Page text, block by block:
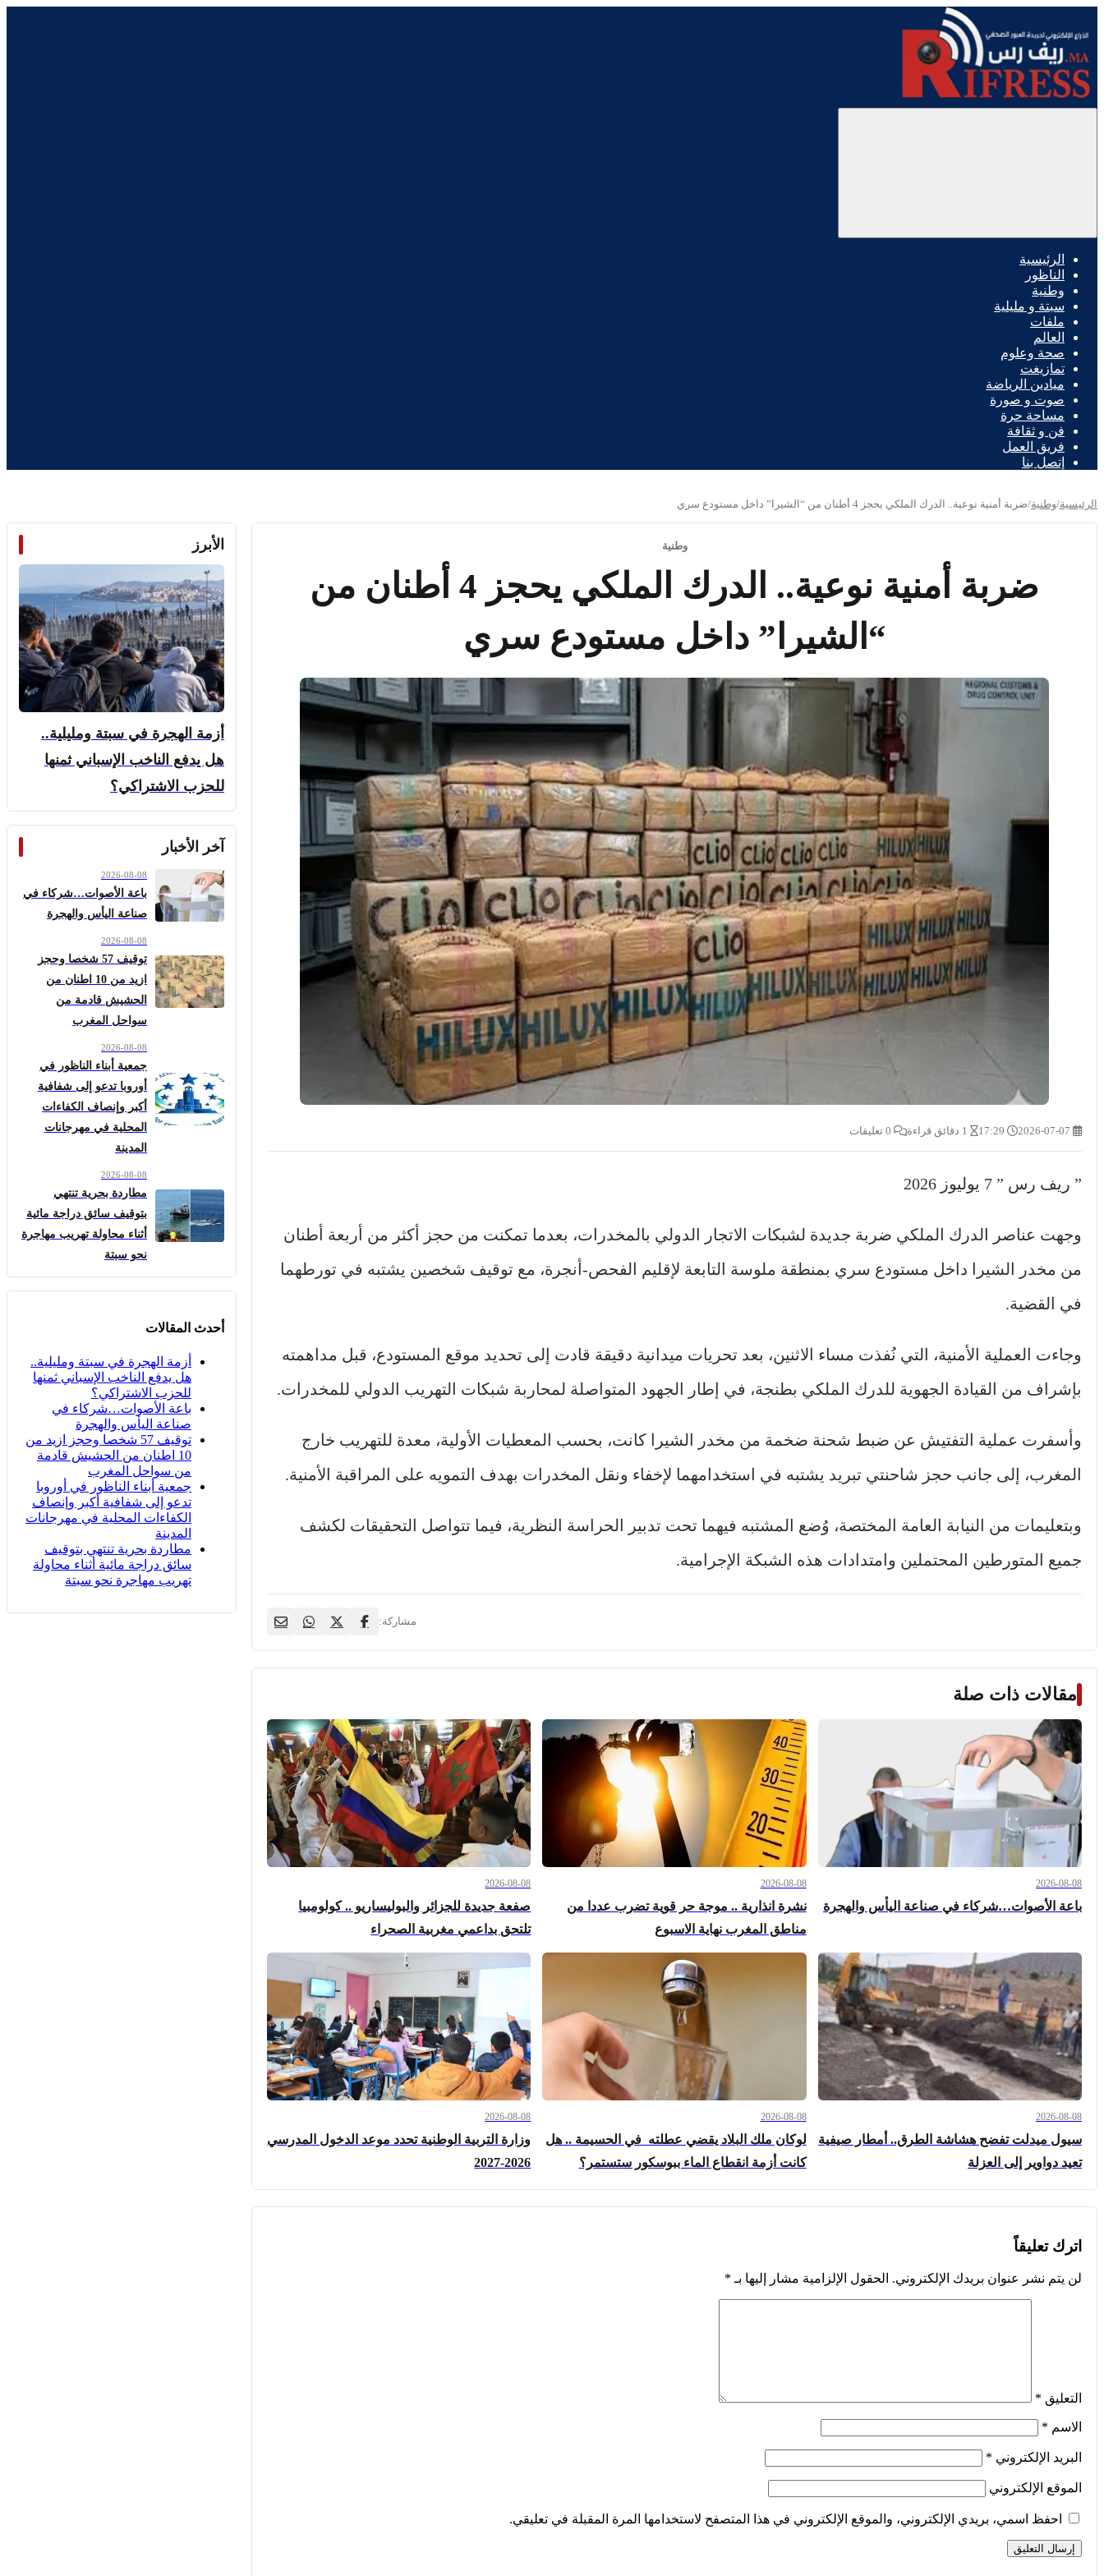
الرئيسية
الناظور
وطنية
سبتة و مليلية
ملفات
العالم
صحة وعلوم
تمازيغت
ميادين الرياضة
صوت و صورة
مساحة حرة
فن و ثقافة
فريق العمل
إتصل بنا
الرئيسية/وطنية/ضربة أمنية نوعية.. الدرك الملكي يحجز 4 أطنان من “الشيرا” داخل مستودع سري
وطنية
ضربة أمنية نوعية.. الدرك الملكي يحجز 4 أطنان من
“الشيرا” داخل مستودع سري
” ريف رس ” 7 يوليوز 2026
وجهت عناصر الدرك الملكي ضربة جديدة لشبكات الاتجار الدولي بالمخدرات، بعدما تمكنت من حجز أكثر من أربعة أطنان
من مخدر الشيرا داخل مستودع سري بمنطقة ملوسة التابعة لإقليم الفحص-أنجرة، مع توقيف شخصين يشتبه في تورطهما
في القضية.
وجاءت العملية الأمنية، التي نُفذت مساء الاثنين، بعد تحريات ميدانية دقيقة قادت إلى تحديد موقع المستودع، قبل مداهمته
بإشراف من القيادة الجهوية للدرك الملكي بطنجة، في إطار الجهود المتواصلة لمحاربة شبكات التهريب الدولي للمخدرات.
وأسفرت عملية التفتيش عن ضبط شحنة ضخمة من مخدر الشيرا كانت، بحسب المعطيات الأولية، معدة للتهريب خارج
المغرب، إلى جانب حجز شاحنتي تبريد يشتبه في استخدامهما لإخفاء ونقل المخدرات بهدف التمويه على المراقبة الأمنية.
وبتعليمات من النيابة العامة المختصة، وُضع المشتبه فيهما تحت تدبير الحراسة النظرية، فيما تتواصل التحقيقات لكشف
جميع المتورطين المحتملين وامتدادات هذه الشبكة الإجرامية.
مشاركة:
مقالات ذات صلة
2026-08-08
باعة الأصوات…شركاء في صناعة اليأس والهجرة
2026-08-08
نشرة انذارية .. موجة حر قوية تضرب عددا من
مناطق المغرب نهاية الاسبوع
2026-08-08
صفعة جديدة للجزائر والبوليساريو .. كولومبيا
تلتحق بداعمي مغربية الصحراء
2026-08-08
سيول ميدلت تفضح هشاشة الطرق.. أمطار صيفية
تعيد دواوير إلى العزلة
2026-08-08
لوكان ملك البلاد يقضي عطلته في الحسيمة .. هل
كانت أزمة انقطاع الماء ببوسكور ستستمر؟
2026-08-08
وزارة التربية الوطنية تحدد موعد الدخول المدرسي
2026-2027
اترك تعليقاً
لن يتم نشر عنوان بريدك الإلكتروني. الحقول الإلزامية مشار إليها بـ *
التعليق *
الاسم *
البريد الإلكتروني *
الموقع الإلكتروني
احفظ اسمي، بريدي الإلكتروني، والموقع الإلكتروني في هذا المتصفح لاستخدامها المرة المقبلة في تعليقي.
الأبرز
أزمة الهجرة في سبتة ومليلية..
هل يدفع الناخب الإسباني ثمنها
للحزب الاشتراكي؟
آخر الأخبار
2026-08-08
باعة الأصوات…شركاء في
صناعة اليأس والهجرة
2026-08-08
توقيف 57 شخصا وحجز
ازيد من 10 اطنان من
الحشيش قادمة من
سواحل المغرب
2026-08-08
جمعية أبناء الناظور في
أوروبا تدعو إلى شفافية
أكبر وإنصاف الكفاءات
المحلية في مهرجانات
المدينة
2026-08-08
مطاردة بحرية تنتهي
بتوقيف سائق دراجة مائية
أثناء محاولة تهريب مهاجرة
نحو سبتة
أحدث المقالات
أزمة الهجرة في سبتة ومليلية..
هل يدفع الناخب الإسباني ثمنها
للحزب الاشتراكي؟
باعة الأصوات…شركاء في
صناعة اليأس والهجرة
توقيف 57 شخصا وحجز ازيد من
10 اطنان من الحشيش قادمة
من سواحل المغرب
جمعية أبناء الناظور في أوروبا
تدعو إلى شفافية أكبر وإنصاف
الكفاءات المحلية في مهرجانات
المدينة
مطاردة بحرية تنتهي بتوقيف
سائق دراجة مائية أثناء محاولة
تهريب مهاجرة نحو سبتة